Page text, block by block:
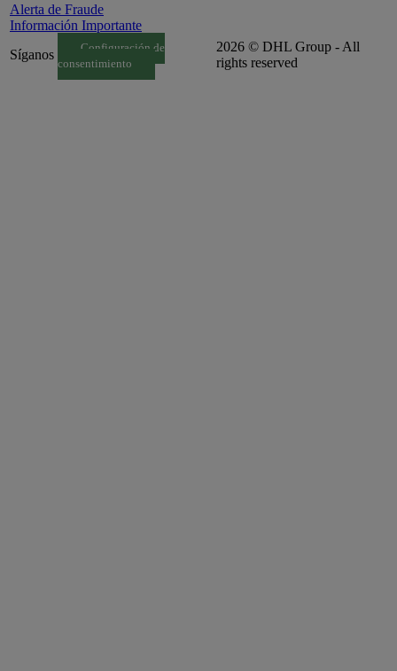
Alerta de Fraude
Información Importante
Síganos
Configuración de
consentimiento
2026 © DHL Group - All
rights reserved